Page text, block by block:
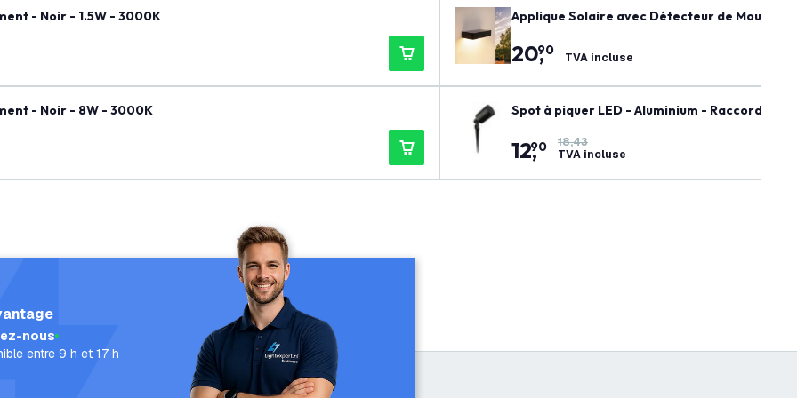
- Noir - 1.5W - 3000K
- Noir - 8W - 3000K
Applique Solaire avec Détecteur de
20,
90 TVA incluse
Spot à piquer LED - Aluminium - Raccord
12,
90
18,43
TVA incluse
nous
entre 9 h et 17 h